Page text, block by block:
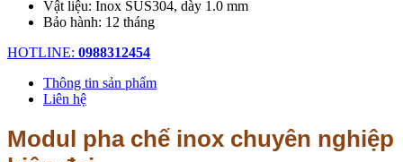
Vật liệu: Inox SUS304, dày 1.0 mm
Bảo hành: 12 tháng
HOTLINE: 0988312454
Thông tin sản phẩm
Liên hệ
Modul pha chế inox chuyên nghiệp